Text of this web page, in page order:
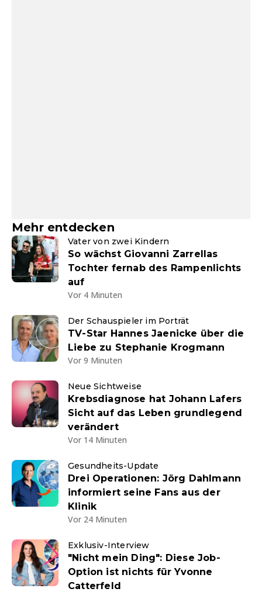
Mehr entdecken
Vater von zwei Kindern
So wächst Giovanni Zarrellas
Tochter fernab des Rampenlichts
auf
Vor 4 Minuten
Der Schauspieler im Porträt
TV-Star Hannes Jaenicke über die
Liebe zu Stephanie Krogmann
Vor 9 Minuten
Neue Sichtweise
Krebsdiagnose hat Johann Lafers
Sicht auf das Leben grundlegend
verändert
Vor 14 Minuten
Gesundheits-Update
Drei Operationen: Jörg Dahlmann
informiert seine Fans aus der
Klinik
Vor 24 Minuten
Exklusiv-Interview
"Nicht mein Ding": Diese Job-
Option ist nichts für Yvonne
Catterfeld